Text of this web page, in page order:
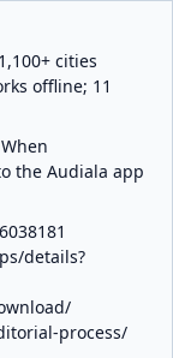
cities
offline; 11
the Audiala app
details?
process/